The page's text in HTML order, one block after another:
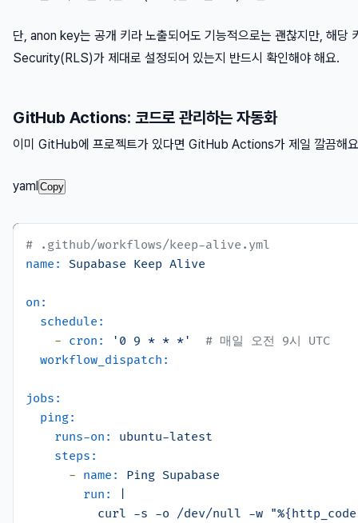
단, anon key는 공개 키라 노출되어도 기능적으로는 괜찮지만, 해
Security(RLS)가 제대로 설정되어 있는지 반드시 확인해야 해요.
GitHub Actions: 코드로 관리하는 자동화
이미 GitHub에 프로젝트가 있다면 GitHub Actions가 제일 깔끔해
yaml Copy
# .github/workflows/keep-alive.yml
name:
Supabase Keep Alive
on:
schedule:
- cron: '0 9 * * *'
# 매일 오전 9시 UTC
workflow_dispatch:
jobs:
ping:
runs-on:
ubuntu-latest
steps:
- name: Ping Supabase
run:
curl -s -o /dev/null -w